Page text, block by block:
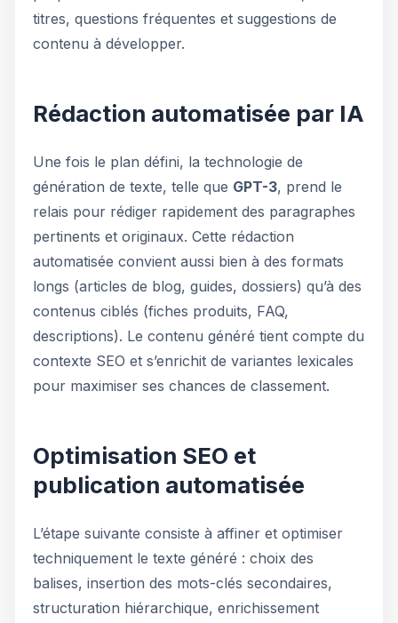
titres, questions fréquentes et suggestions de
contenu à développer.
Rédaction automatisée par IA
Une fois le plan défini, la technologie de
génération de texte, telle que GPT-3, prend le
relais pour rédiger rapidement des paragraphes
pertinents et originaux. Cette rédaction
automatisée convient aussi bien à des formats
longs (articles de blog, guides, dossiers) qu’à des
contenus ciblés (fiches produits, FAQ,
descriptions). Le contenu généré tient compte du
contexte SEO et s’enrichit de variantes lexicales
pour maximiser ses chances de classement.
Optimisation SEO et
publication automatisée
L’étape suivante consiste à affiner et optimiser
techniquement le texte généré : choix des
balises, insertion des mots-clés secondaires,
structuration hiérarchique, enrichissement